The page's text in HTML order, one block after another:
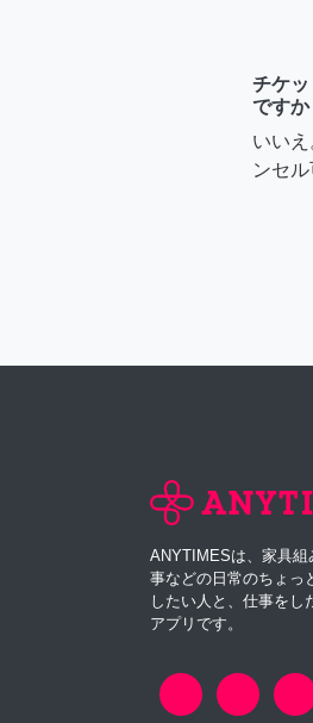
チケ
ですか
いい
ンセル
ANYTIMESは、家具組
事などの日常のちょっ
したい人と、仕事をし
アプリです。